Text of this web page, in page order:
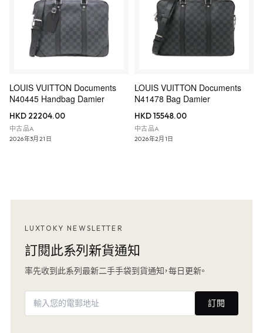
LOUIS VUITTON Documents
N40445 Handbag Damier
HKD 22204.00
中古品A
2026年3月21日
LOUIS VUITTON Documents
N41478 Bag Damier
HKD 15548.00
中古品A
2026年2月1日
LUXTOKY NEWSLETTER
訂閱此系列新貨通知
率先收到此系列最新二手手袋到貨通知，每日更新。
訂閱